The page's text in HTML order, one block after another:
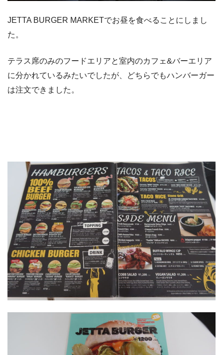
JETTA BURGER MARKETでお昼を食べることにしまし
た。
テラス席のみのフードエリアと室内のカフェ&バーエリア
に分かれているみたいでしたが、どちらでもハンバーガー
は注文できました。